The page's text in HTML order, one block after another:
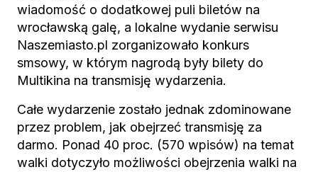
wiadomość o dodatkowej puli biletów na
wrocławską galę, a lokalne wydanie serwisu
Naszemiasto.pl zorganizowało konkurs
smsowy, w którym nagrodą były bilety do
Multikina na transmisję wydarzenia.
Całe wydarzenie zostało jednak zdominowane
przez problem, jak obejrzeć transmisję za
darmo. Ponad 40 proc. (570 wpisów) na temat
walki dotyczyło możliwości obejrzenia walki na